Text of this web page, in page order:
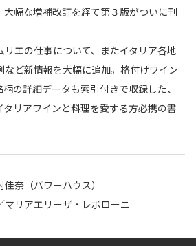
幅な増補改訂を経て第３版がついに刊
エの仕事について、またイタリア各地
など新情報を大幅に追加。格付けワイン
柄の詳細データも索引付きで収録した、
リアワインと料理を愛する方必携の書
奈（パワーハウス）
リアエリーザ・レボローニ